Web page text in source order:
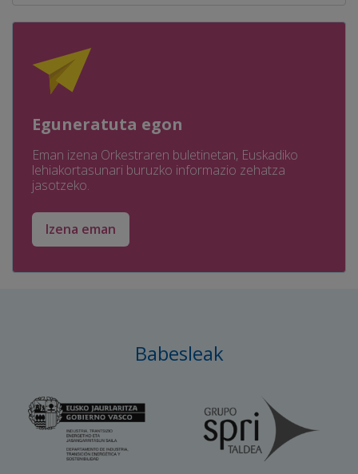
Eguneratuta egon
Eman izena Orkestraren buletinetan, Euskadiko
lehiakortasunari buruzko informazio zehatza
jasotzeko.
Izena eman
Babesleak